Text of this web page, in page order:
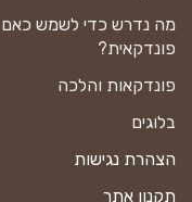
מה נדרש כדי לשמש כאם
פונדקאית?
פונדקאות והלכה
בלוגים
הצהרת נגישות
תקנון אתר